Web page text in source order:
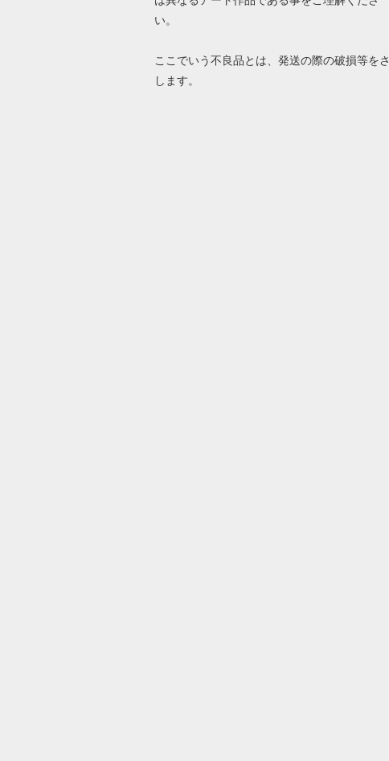
い。
ここでいう不良品とは、発送の際の破損等をさ
します。